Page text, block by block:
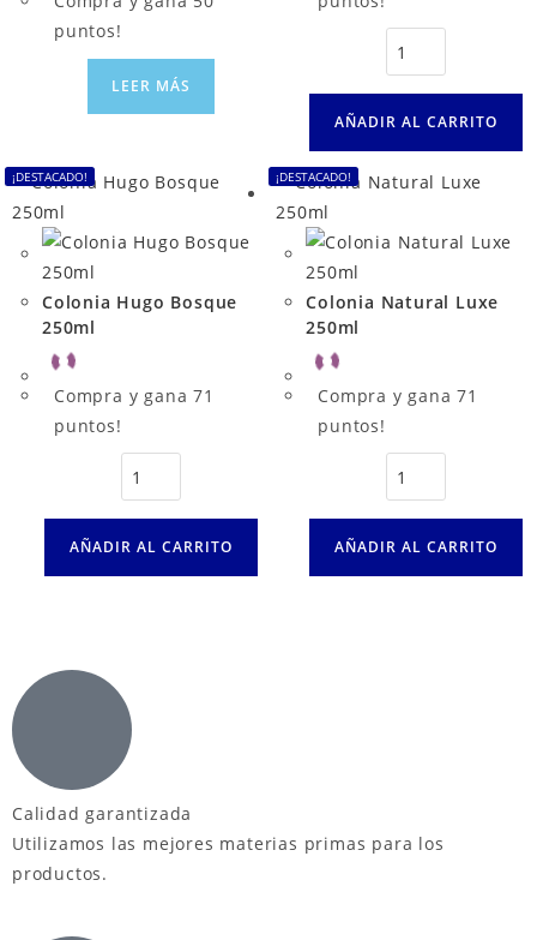
puntos!
LEER MÁS
AÑADIR AL CARRITO
¡DESTACADO!
Colonia Hugo Bosque
250ml
Compra y gana 71
puntos!
AÑADIR AL CARRITO
¡DESTACADO!
Colonia Natural Luxe
250ml
Compra y gana 71
puntos!
AÑADIR AL CARRITO
Calidad garantizada
Utilizamos las mejores materias primas para los
productos.